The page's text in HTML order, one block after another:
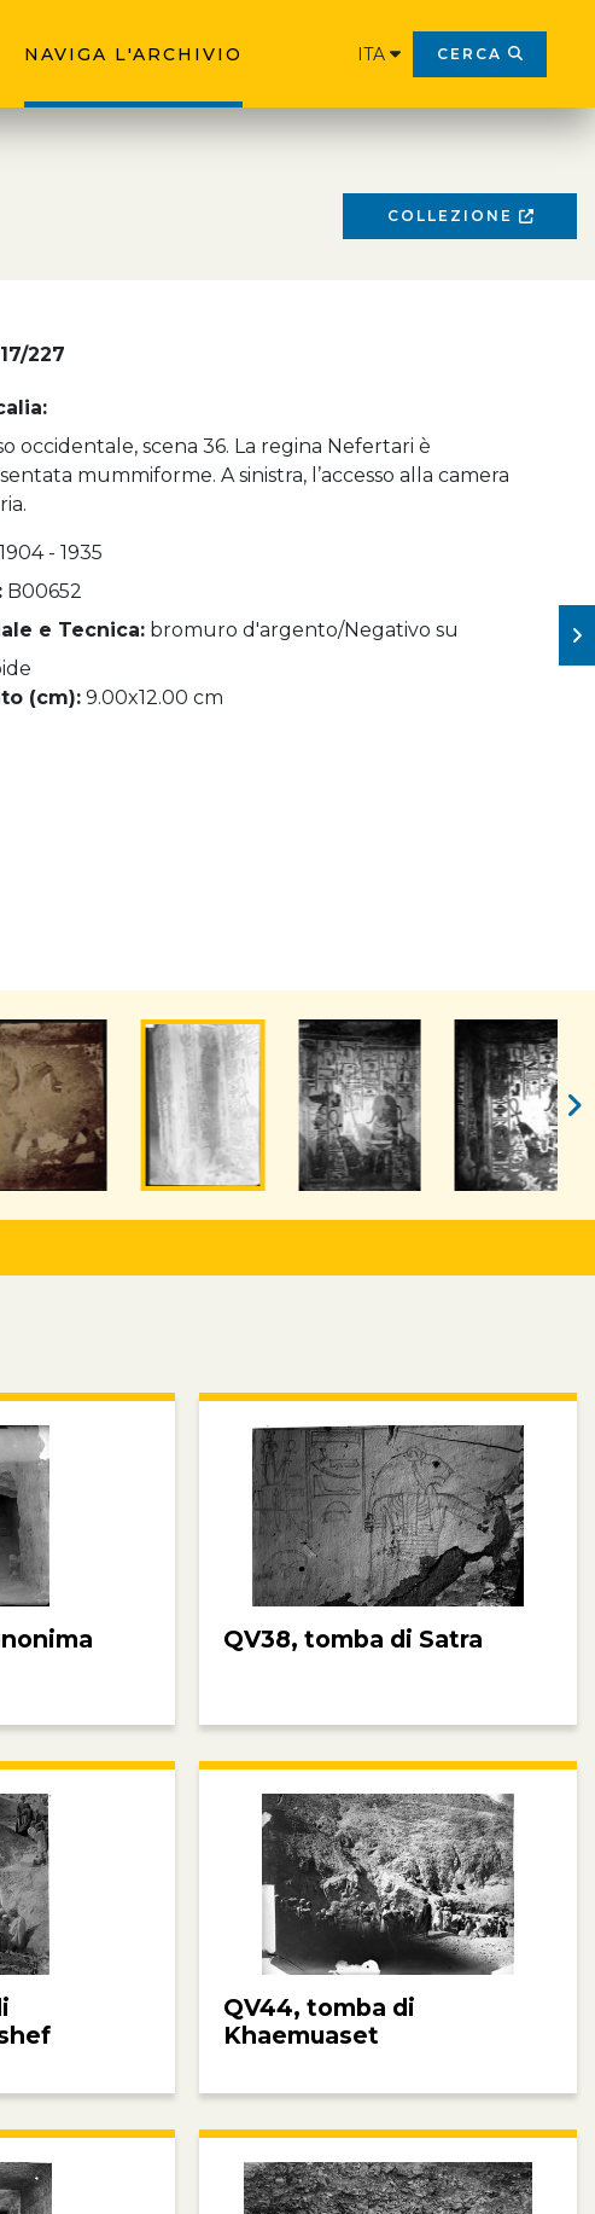
NAVIGA L'ARCHIVIO ITA CERCA
COLLEZIONE
227
occidentale, scena 36. La regina Nefertari è
mummiforme. A sinistra, l’accesso alla camera
1904 - 1935
B00652
e Tecnica: bromuro d'argento/Negativo su
(cm): 9.00x12.00 cm
QV38, tomba di Satra
QV44, tomba di
Khaemuaset